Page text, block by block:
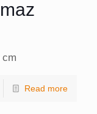
cm
Read more